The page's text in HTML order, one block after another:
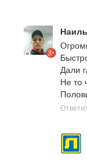
Дали
Не то